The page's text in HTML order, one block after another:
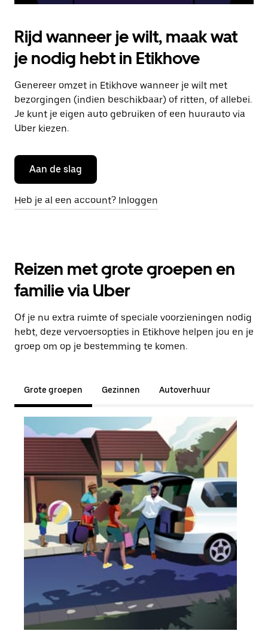
Rijd wanneer je wilt, maak wat
je nodig hebt in Etikhove
Genereer omzet in Etikhove wanneer je wilt met
bezorgingen (indien beschikbaar) of ritten, of allebei.
Je kunt je eigen auto gebruiken of een huurauto via
Uber kiezen.
Aan de slag
Heb je al een account? Inloggen
Reizen met grote groepen en
familie via Uber
Of je nu extra ruimte of speciale voorzieningen nodig
hebt, deze vervoersopties in Etikhove helpen jou en je
groep om op je bestemming te komen.
Grote groepen Gezinnen Autoverhuur